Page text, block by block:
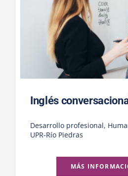
Inglés
Desarrollo profesional,
UPR-Río Piedras
MÁS